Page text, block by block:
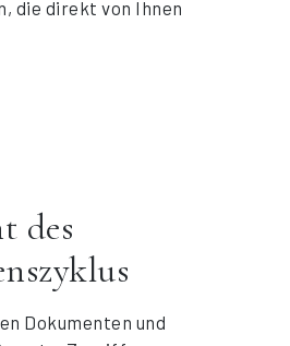
die direkt von Ihnen
des
Dokumenten und